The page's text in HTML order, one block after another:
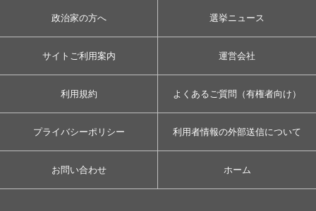
政治家の方へ 選挙ニュース
サイトご利用案内 運営会社
利用規約 よくあるご質問（有権者向け）
プライバシーポリシー 利用者情報の外部送信について
お問い合わせ ホーム